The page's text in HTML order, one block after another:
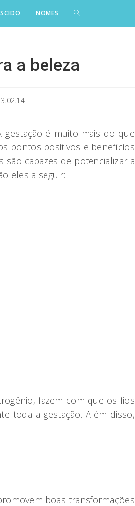
NOMES
a beleza
gestação é muito mais do que
pontos positivos e benefícios
são capazes de potencializar a
eles a seguir:
fazem com que os fios
toda a gestação. Além disso,
boas transformações